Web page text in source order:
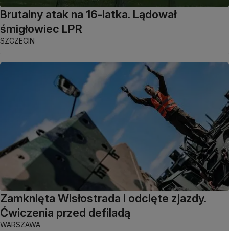
Brutalny atak na 16-latka. Lądował
śmigłowiec LPR
SZCZECIN
Zamknięta Wisłostrada i odcięte zjazdy.
Ćwiczenia przed defiladą
WARSZAWA